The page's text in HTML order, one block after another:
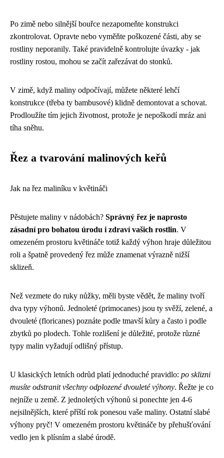
Po zimě nebo silnější bouřce nezapomeňte konstrukci
zkontrolovat. Opravte nebo vyměňte poškozené části, aby se
rostliny neporanily. Také pravidelně kontrolujte úvazky - jak
rostliny rostou, mohou se začít zařezávat do stonků.
V zimě, když maliny odpočívají, můžete některé lehčí
konstrukce (třeba ty bambusové) klidně demontovat a schovat.
Prodloužíte tím jejich životnost, protože je nepoškodí mráz ani
tíha sněhu.
Řez a tvarování malinových keřů
Jak na řez maliníku v květináči
Pěstujete maliny v nádobách? Správný řez je naprosto
zásadní pro bohatou úrodu i zdraví vašich rostlin. V
omezeném prostoru květináče totiž každý výhon hraje důležitou
roli a špatně provedený řez může znamenat výrazně nižší
sklizeň.
Než vezmete do ruky nůžky, měli byste vědět, že maliny tvoří
dva typy výhonů. Jednoleté (primocanes) jsou ty svěží, zelené, a
dvouleté (floricanes) poznáte podle tmavší kůry a často i podle
zbytků po plodech. Tohle rozlišení je důležité, protože různé
typy malin vyžadují odlišný přístup.
U klasických letních odrůd platí jednoduché pravidlo: po sklizni
musíte odstranit všechny odplozené dvouleté výhony. Řežte je co
nejníže u země. Z jednoletých výhonů si ponechte jen 4-6
nejsilnějších, které příští rok ponesou vaše maliny. Ostatní slabé
výhony pryč! V omezeném prostoru květináče by přehušťování
vedlo jen k plísním a slabé úrodě.